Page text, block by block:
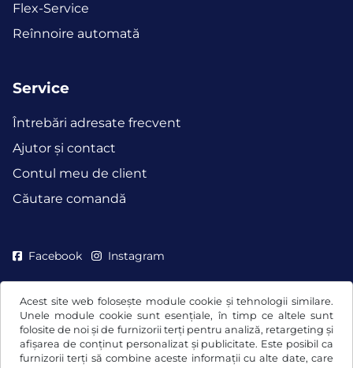
Acest site web folosește module cookie și tehnologii similare.
Unele module cookie sunt esențiale, în timp ce altele sunt
folosite de noi și de furnizorii terți pentru analiză, retargeting și
afișarea de conținut personalizat și publicitate. Este posibil ca
furnizorii terți să combine aceste informații cu alte date, care
Flex-Service
Reînnoire automată
Service
Întrebări adresate frecvent
Ajutor și contact
Contul meu de client
Căutare comandă
Facebook Instagram